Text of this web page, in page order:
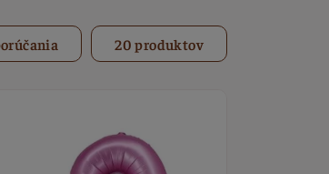
20 produktov